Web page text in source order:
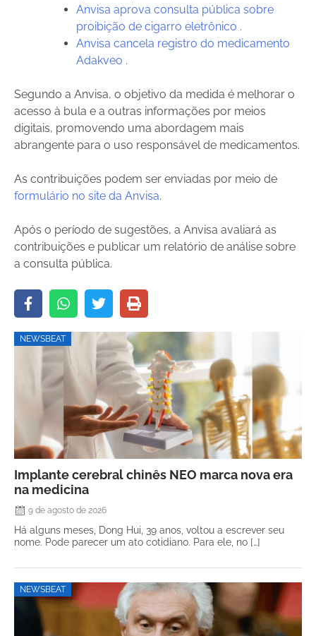
Anvisa aprova consulta pública sobre
proibição de cigarro eletrônico .
Anvisa cancela registro do medicamento
Adakveo .
Segundo a Anvisa, o objetivo da medida é melhorar o
acesso à bula e a outras informações por meios
digitais, promovendo uma abordagem mais
abrangente para o uso responsável de medicamentos.
As contribuições podem ser enviadas por meio de
formulário no site da Anvisa.
Após o período de sugestões, a Anvisa avaliará as
contribuições e publicar um relatório de análise sobre
a consulta pública.
NEWSBEAT
Implante cerebral chinês NEO marca nova era
na medicina
9 de agosto de 2026
Há alguns meses, Dong Hui, 39 anos, voltou a escrever seu
nome. Pode parecer um ato cotidiano. Para ele, no […]
NEWSBEAT